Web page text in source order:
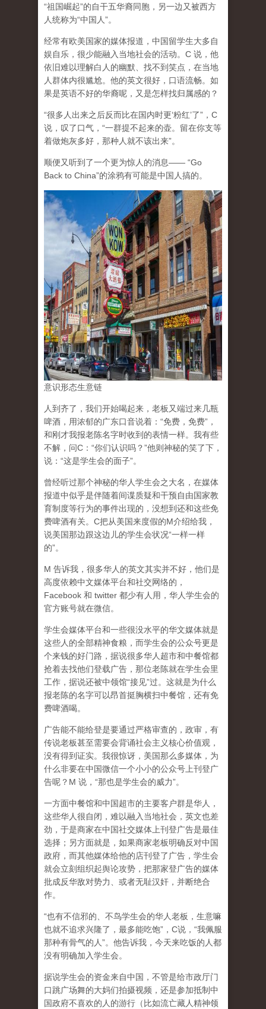
“祖国崛起”的自干五华裔同胞，另一边又被西方
人统称为“中国人”。
经常有欧美国家的媒体报道，中国留学生大多自
娱自乐，很少能融入当地社会的活动。C 说，他
依旧难以理解白人的幽默、找不到笑点，在当地
人群体内很尴尬。他的英文很好，口语流畅。如
果是英语不好的华裔呢，又是怎样找归属感的？
“很多人出来之后反而比在国内时更‘粉红’了”，C
说，叹了口气，“一群提不起来的壶。留在你支等
着做炮灰多好，那种人就不该出来”。
顺便又听到了一个更为惊人的消息—— “Go
Back to China”的涂鸦有可能是中国人搞的。
意识形态生意链
人到齐了，我们开始喝起来，老板又端过来几瓶
啤酒，用浓郁的广东口音说着：“免费，免费”，
和刚才我报老陈名字时收到的表情一样。我有些
不解，问C：“你们认识吗？”他则神秘的笑了下，
说：“这是学生会的面子”。
曾经听过那个神秘的华人学生会之大名，在媒体
报道中似乎是伴随着间谍质疑和干预自由国家教
育制度等行为的事件出现的，没想到还和这些免
费啤酒有关。C把从美国来度假的M介绍给我，
说美国那边跟这边儿的学生会状况“一样一样
的”。
M 告诉我，很多华人的英文其实并不好，他们是
高度依赖中文媒体平台和社交网络的，
Facebook 和 twitter 都少有人用，华人学生会的
官方账号就在微信。
学生会媒体平台和一些很没水平的华文媒体就是
这些人的全部精神食粮，而学生会的公众号更是
个来钱的好门路，据说很多华人超市和中餐馆都
抢着去找他们登载广告，那位老陈就在学生会里
工作，据说还被中领馆“接见”过。这就是为什么
报老陈的名字可以昂首挺胸横扫中餐馆，还有免
费啤酒喝。
广告能不能给登是要通过严格审查的，政审，有
传说老板甚至需要会背诵社会主义核心价值观，
没有得到证实。我很惊讶，美国那么多媒体，为
什么非要在中国微信一个小小的公众号上刊登广
告呢？M 说，“那也是学生会的威力”。
一方面中餐馆和中国超市的主要客户群是华人，
这些华人很自闭，难以融入当地社会，英文也差
劲，于是商家在中国社交媒体上刊登广告是最佳
选择；另方面就是，如果商家老板明确反对中国
政府，而其他媒体给他的店刊登了广告，学生会
就会立刻组织起舆论攻势，把那家登广告的媒体
批成反华敌对势力、或者无耻汉奸，并断绝合
作。
“也有不信邪的、不鸟学生会的华人老板，生意嘛
也就不追求兴隆了，最多能吃饱”，C说，“我佩服
那种有骨气的人”。他告诉我，今天来吃饭的人都
没有明确加入学生会。
据说学生会的资金来自中国，不管是给市政厅门
口跳广场舞的大妈们拍摄视频，还是参加抵制中
国政府不喜欢的人的游行（比如流亡藏人精神领